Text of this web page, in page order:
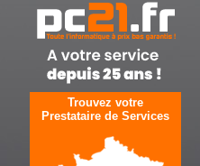
Trouvez votre
Prestataire de Services